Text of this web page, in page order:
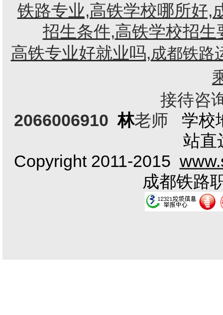
铁路专业,高铁学校哪所好,
招生条件,高铁学校招生
高铁专业好就业吗,成都铁路
接待咨询电
2066006910林老师 学校
站直
Copyright 2011-2015
成都铁路